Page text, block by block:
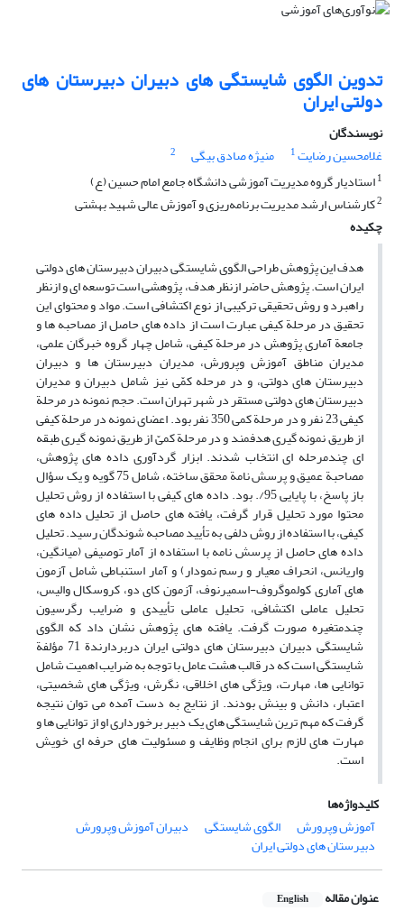
تدوین الگوی شایستگی های دبیران دبیرستان های
دولتی ایران
نویسندگان
غلامحسین رضایت1 منیژه صادق بیگی
2
1استادیار گروه مدیریت آموزشی دانشگاه جامع امام حسین (ع)
2کارشناس ارشد مدیریت برنامه‌ریزی و آموزش عالی شهید بهشتی
چکیده
هدف این پژوهش طراحی الگوی شایستگی دبیران دبیرستان های دولتی
ایران است. پژوهش حاضر ازنظر هدف، پژوهشی است توسعه ای و ازنظر
راهبرد و روش تحقیقی ترکیبی از نوع اکتشافی است. مواد و محتوای این
تحقیق در مرحلة کیفی عبارت است از داده های حاصل از مصاحبه ها و
جامعة آماری پژوهش در مرحلة کیفی، شامل چهار گروه خبرگان علمی،
مدیران مناطق آموزش وپرورش، مدیران دبیرستان ها و دبیران
دبیرستان های دولتی، و در مرحله کمّی نیز شامل دبیران و مدیران
دبیرستان های دولتی مستقر در شهر تهران است. حجم نمونه در مرحلة
کیفی 23 نفر و در مرحلة کمی 350 نفر بود. اعضای نمونه در مرحلة کیفی
از طریق نمونه گیری هدفمند و در مرحلة کمیّ از طریق نمونه گیری طبقه
ای چندمرحله ای انتخاب شدند. ابزار گردآوری داده های پژوهش،
مصاحبة عمیق و پرسش نامة محقق ساخته، شامل 75 گویه و یک سؤال
باز پاسخ، با پایایی 95/. بود. داده های کیفی با استفاده از روش تحلیل
محتوا مورد تحلیل قرار گرفت، یافته های حاصل از تحلیل داده های
کیفی، با استفاده از روش دلفی به تأیید مصاحبه شوندگان رسید. تحلیل
داده های حاصل از پرسش نامه با استفاده از آمار توصیفی (میانگین،
واریانس، انحراف معیار و رسم نمودار) و آمار استنباطی شامل آزمون
های آماری کولموگروف-اسمیرنوف، آزمون کای دو، کروسکال والیس،
تحلیل عاملی اکتشافی، تحلیل عاملی تأییدی و ضرایب رگرسیون
چندمتغیره صورت گرفت. یافته های پژوهش نشان داد که الگوی
شایستگی دبیران دبیرستان های دولتی ایران دربردارندة 71 مؤلفة
شایستگی است که در قالب هشت عامل با توجه به ضرایب اهمیت شامل
توانایی ها، مهارت، ویژگی های اخلاقی، نگرش، ویژگی های شخصیتی،
اعتبار، دانش و بینش بودند. از نتایج به دست آمده می توان نتیجه
گرفت که مهم ترین شایستگی های یک دبیر برخورداری او از توانایی ها و
مهارت های لازم برای انجام وظایف و مسئولیت های حرفه ای خویش
است.
کلیدواژه‌ها
آموزش وپرورش
الگوی شایستگی دبیران آموزش وپرورش
دبیرستان های دولتی ایران
عنوان مقاله English